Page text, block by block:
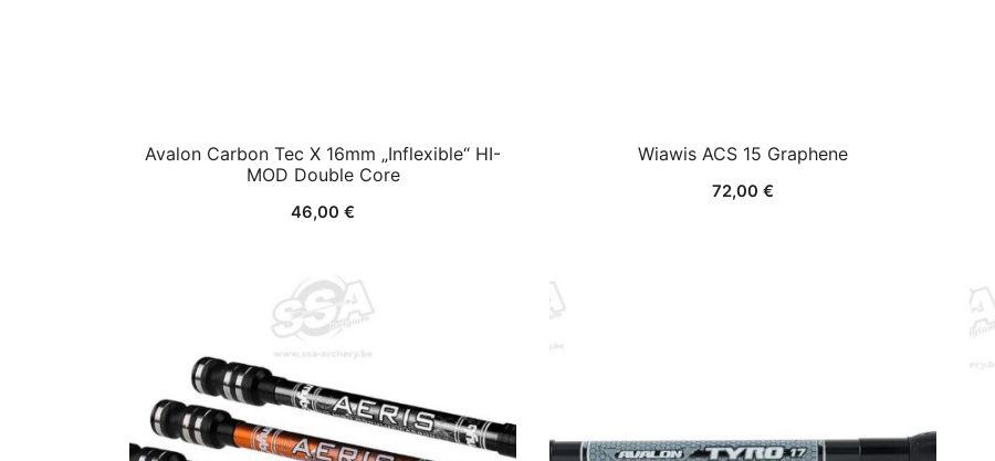
Avalon Carbon Tec X 16mm „Inflexible“ HI-
MOD Double Core
46,00 €
Wiawis ACS 15 Graphene
72,00 €